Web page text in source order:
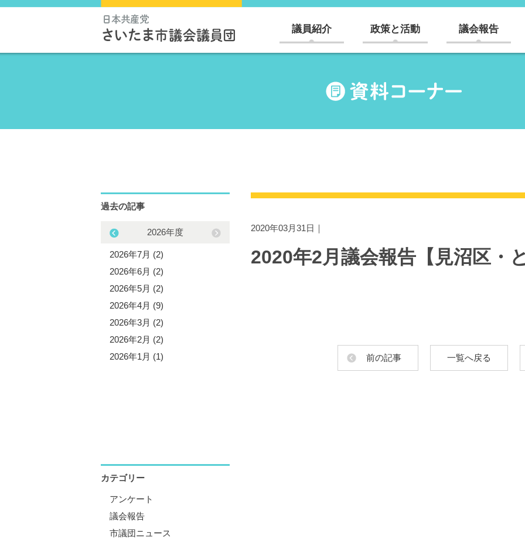
議員紹介 政策と活動 議会報告
2020年03月31日｜
2020年2月議会報告【見沼区・
前の記事 一覧へ戻る
過去の記事
2026年度
2026年7月 (2)
2026年6月 (2)
2026年5月 (2)
2026年4月 (9)
2026年3月 (2)
2026年2月 (2)
2026年1月 (1)
カテゴリー
アンケート
議会報告
市議団ニュース